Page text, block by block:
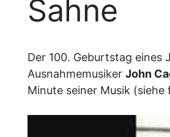
Der 100. Geburtstag eines
Ausnahmemusiker John
Minute seiner Musik (siehe